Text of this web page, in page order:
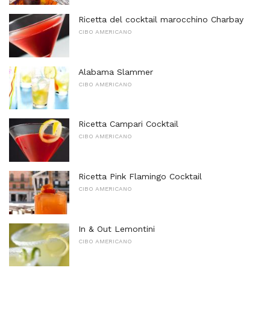
Ricetta del cocktail marocchino Charbay
CIBO AMERICANO
Alabama Slammer
CIBO AMERICANO
Ricetta Campari Cocktail
CIBO AMERICANO
Ricetta Pink Flamingo Cocktail
CIBO AMERICANO
In & Out Lemontini
CIBO AMERICANO